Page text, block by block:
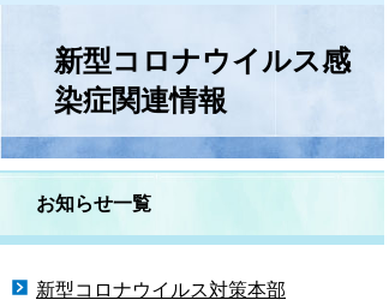
新型コロナウイルス感
染症関連情報
お知らせ一覧
新型コロナウイルス対策本部